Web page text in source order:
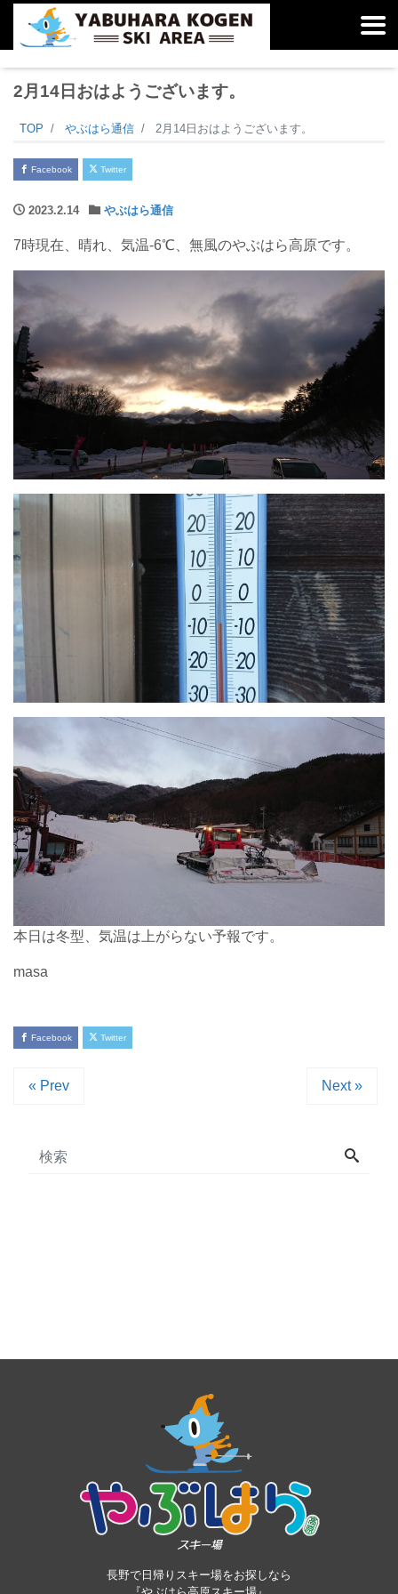
2月14日おはようございます。
TOP やぶはら通信 2月14日おはようございます。
Facebook Twitter
2023.2.14 やぶはら通信
7時現在、晴れ、気温-6℃、無風のやぶはら高原です。
本日は冬型、気温は上がらない予報です。
masa
Facebook Twitter
« Prev Next »
長野で日帰りスキー場をお探しなら